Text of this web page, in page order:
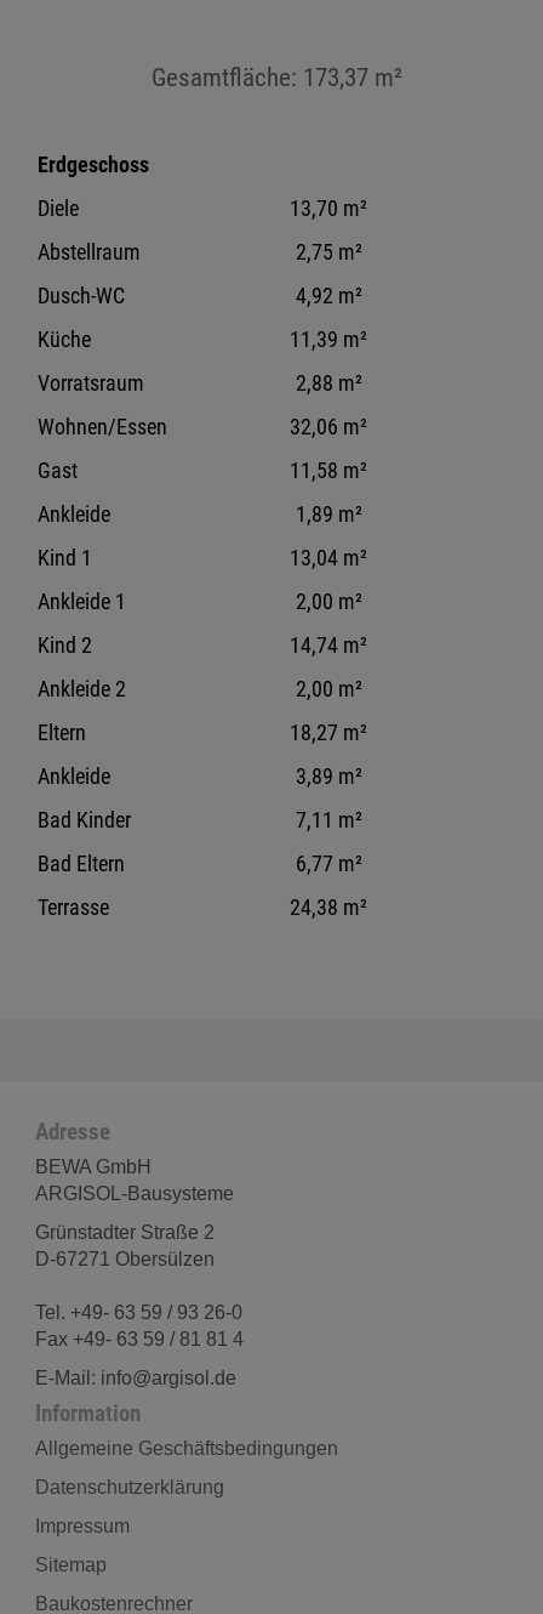
Gesamtfläche: 173,37 m²
Erdgeschoss
Diele
13,70 m²
Abstellraum
2,75 m²
Dusch-WC
4,92 m²
Küche
11,39 m²
Vorratsraum
2,88 m²
Wohnen/Essen
32,06 m²
Gast
11,58 m²
Ankleide
1,89 m²
Kind 1
13,04 m²
Ankleide 1
2,00 m²
Kind 2
14,74 m²
Ankleide 2
2,00 m²
Eltern
18,27 m²
Ankleide
3,89 m²
Bad Kinder
7,11 m²
Bad Eltern
6,77 m²
Terrasse
24,38 m²
Adresse
BEWA GmbH
ARGISOL-Bausysteme
Grünstadter Straße 2
D-67271 Obersülzen
Tel. +49- 63 59 / 93 26-0
Fax +49- 63 59 / 81 81 4
E-Mail: info@argisol.de
Information
Allgemeine Geschäftsbedingungen
Datenschutzerklärung
Impressum
Sitemap
Baukostenrechner